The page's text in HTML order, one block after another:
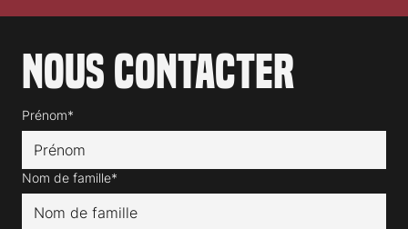
Nous contacter
Prénom*
Nom de famille*